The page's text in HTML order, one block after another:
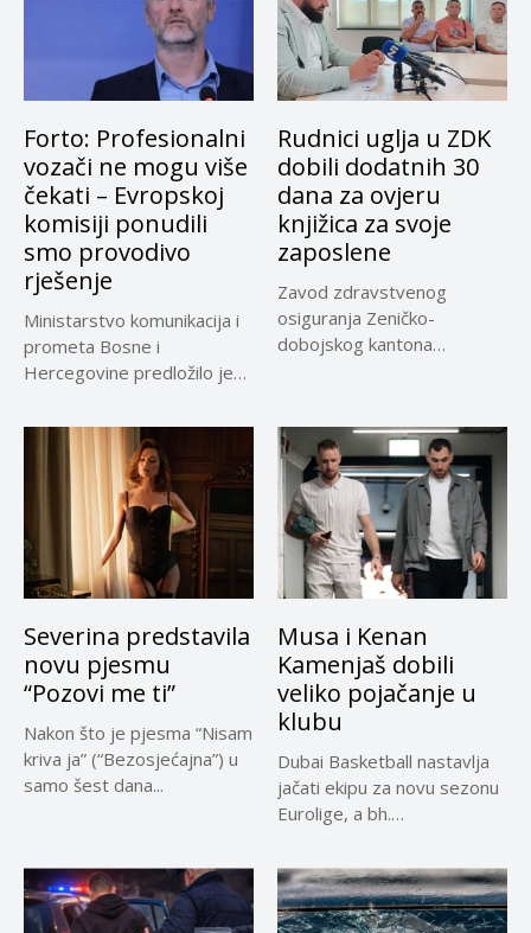
Forto: Profesionalni
vozači ne mogu više
čekati – Evropskoj
komisiji ponudili
smo provodivo
rješenje
Ministarstvo komunikacija i
prometa Bosne i
Hercegovine predložilo je
privremeno...
Rudnici uglja u ZDK
dobili dodatnih 30
dana za ovjeru
knjižica za svoje
zaposlene
Zavod zdravstvenog
osiguranja Zeničko-
dobojskog kantona
Severina predstavila
novu pjesmu
“Pozovi me ti”
Nakon što je pjesma “Nisam
kriva ja” (“Bezosjećajna”) u
samo šest dana...
Musa i Kenan
Kamenjaš dobili
veliko pojačanje u
klubu
Dubai Basketball nastavlja
jačati ekipu za novu sezonu
Eurolige, a bh.